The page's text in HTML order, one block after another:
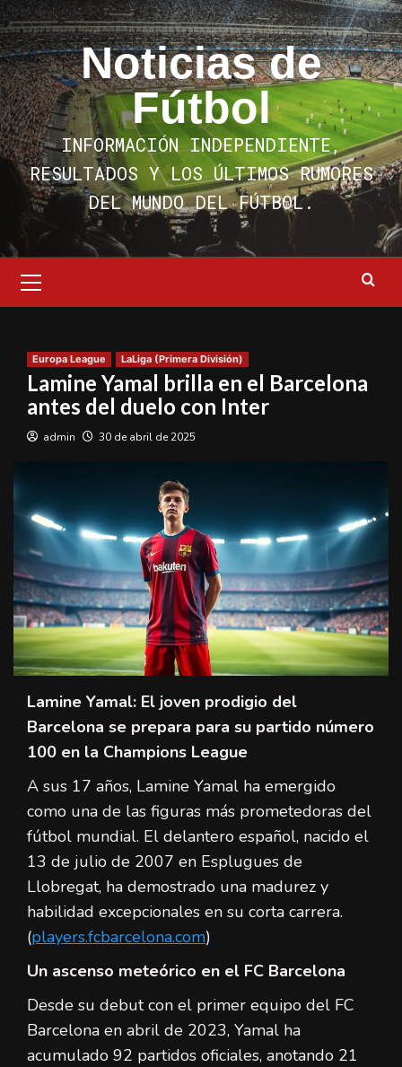
Saltar
al
contenido
Noticias de
Fútbol
INFORMACIÓN INDEPENDIENTE,
RESULTADOS Y LOS ÚLTIMOS RUMORES
DEL MUNDO DEL FÚTBOL.
primario
Europa League LaLiga (Primera División)
Lamine Yamal brilla en el Barcelona
antes del duelo con Inter
admin 30 de abril de 2025
Lamine Yamal: El joven prodigio del
Barcelona se prepara para su partido número
100 en la Champions League
A sus 17 años, Lamine Yamal ha emergido
como una de las figuras más prometedoras del
fútbol mundial. El delantero español, nacido el
13 de julio de 2007 en Esplugues de
Llobregat, ha demostrado una madurez y
habilidad excepcionales en su corta carrera.
(players.fcbarcelona.com)
Un ascenso meteórico en el FC Barcelona
Desde su debut con el primer equipo del FC
Barcelona en abril de 2023, Yamal ha
acumulado 92 partidos oficiales, anotando 21